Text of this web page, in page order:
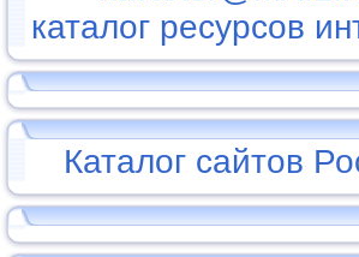
Каталог сайтов